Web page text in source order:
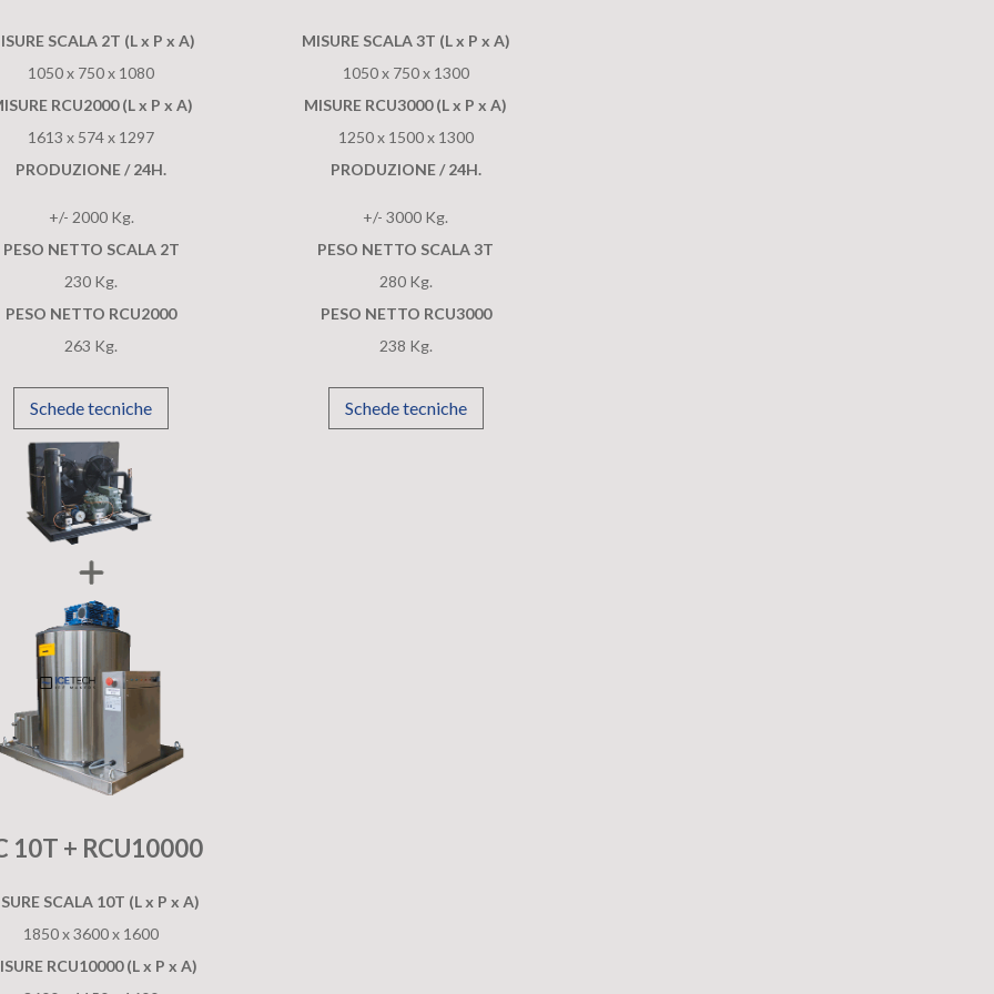
SCALA 2T (L x P x A)
1050 x 750 x 1080
RCU2000 (L x P x A)
1613 x 574 x 1297
PRODUZIONE / 24H.
+/- 2000 Kg.
PESO NETTO SCALA 2T
230 Kg.
PESO NETTO RCU2000
263 Kg.
Schede tecniche
MISURE SCALA 3T (L x P x A)
1050 x 750 x 1300
MISURE RCU3000 (L x P x A)
1250 x 1500 x 1300
PRODUZIONE / 24H.
+/- 3000 Kg.
PESO NETTO SCALA 3T
280 Kg.
PESO NETTO RCU3000
238 Kg.
Schede tecniche
10T + RCU10000
SCALA 10T (L x P x A)
1850 x 3600 x 1600
RCU10000 (L x P x A)